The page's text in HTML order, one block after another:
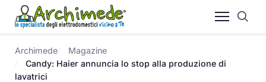
Archimede
Magazine
Candy: Haier annuncia lo stop alla produzione di
lavatrici